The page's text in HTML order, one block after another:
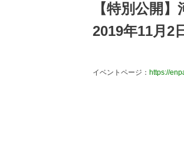
【特別公開
2019年11月2
イベントページ： https://